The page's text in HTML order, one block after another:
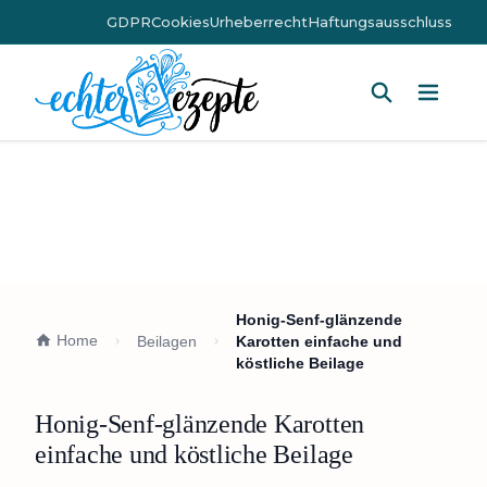
GDPRCookiesUrheberrechtHaftungsausschluss
Home Beilagen
Honig-Senf-glänzende
Karotten einfache und
köstliche Beilage
Honig-Senf-glänzende Karotten
einfache und köstliche Beilage